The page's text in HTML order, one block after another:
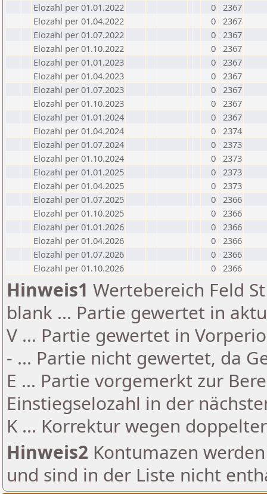
Elozahl per 01.01.2022
0 2367
Elozahl per 01.04.2022
0 2367
Elozahl per 01.07.2022
0 2367
Elozahl per 01.10.2022
0 2367
Elozahl per 01.01.2023
0 2367
Elozahl per 01.04.2023
0 2367
Elozahl per 01.07.2023
0 2367
Elozahl per 01.10.2023
0 2367
Elozahl per 01.01.2024
0 2367
Elozahl per 01.04.2024
0 2374
Elozahl per 01.07.2024
0 2373
Elozahl per 01.10.2024
0 2373
Elozahl per 01.01.2025
0 2373
Elozahl per 01.04.2025
0 2373
Elozahl per 01.07.2025
0 2366
Elozahl per 01.10.2025
0 2366
Elozahl per 01.01.2026
0 2366
Elozahl per 01.04.2026
0 2366
Elozahl per 01.07.2026
0 2366
Elozahl per 01.10.2026
0 2366
Hinweis1 Wertebereich Feld
blank ... Partie gewertet in
V ... Partie gewertet in
- ... Partie nicht gewertet, da
E ... Partie vorgemerkt zur
Einstiegselozahl in der
K ... Korrektur wegen
Hinweis2 Kontumazen
und sind in der Liste nicht